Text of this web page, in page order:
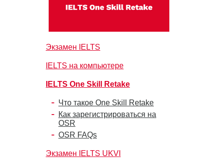
Экзамен IELTS
IELTS на компьютере
IELTS One Skill Retake
Что такое One Skill Retake
Как зарегистрироваться на
OSR
OSR FAQs
Экзамен IELTS UKVI